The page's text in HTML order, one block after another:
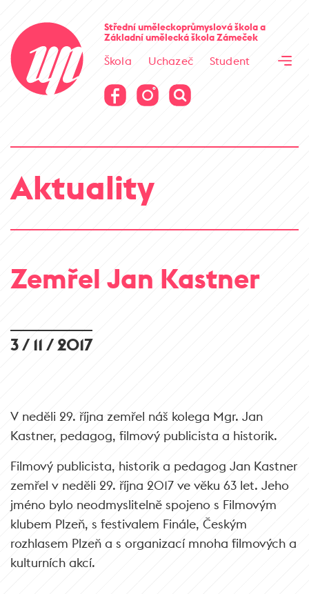
Střední uměleckoprůmyslová školaa
Základní umělecká školaZámeček
Škola Uchazeč
Student
Virtuální prohlídka
Virtuální prohlídka
Aktuality
Zemřel Jan Kastner
3 / 11 / 2017
V neděli 29. října zemřel náš kolega Mgr. Jan
Kastner, pedagog, filmový publicista a historik.
Filmový publicista, historik a pedagog Jan Kastner
zemřel v neděli 29. října 2017 ve věku 63 let. Jeho
jméno bylo neodmyslitelně spojeno s Filmovým
klubem Plzeň, s festivalem Finále, Českým
rozhlasem Plzeň a s organizací mnoha filmových a
kulturních akcí.